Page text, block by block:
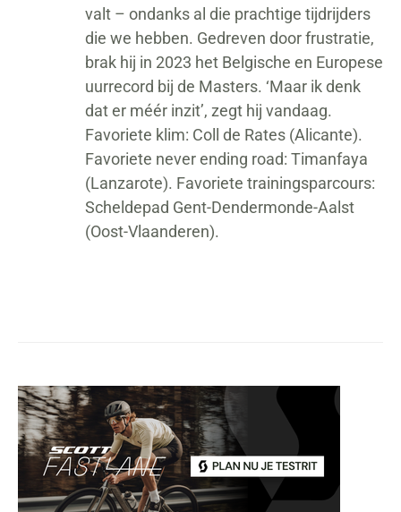
valt – ondanks al die prachtige tijdrijders
die we hebben. Gedreven door frustratie,
brak hij in 2023 het Belgische en Europese
uurrecord bij de Masters. ‘Maar ik denk
dat er méér inzit’, zegt hij vandaag.
Favoriete klim: Coll de Rates (Alicante).
Favoriete never ending road: Timanfaya
(Lanzarote). Favoriete trainingsparcours:
Scheldepad Gent-Dendermonde-Aalst
(Oost-Vlaanderen).